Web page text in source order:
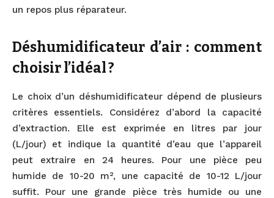
un repos plus réparateur.
Déshumidificateur d’air : comment
choisir l’idéal ?
Le choix d’un déshumidificateur dépend de plusieurs
critères essentiels. Considérez d’abord la capacité
d’extraction. Elle est exprimée en litres par jour
(L/jour) et indique la quantité d’eau que l’appareil
peut extraire en 24 heures. Pour une pièce peu
humide de 10-20 m², une capacité de 10-12 L/jour
suffit. Pour une grande pièce très humide ou une